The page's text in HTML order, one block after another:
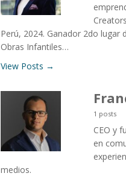
Perú, 2024. Ganador 2do lugar
Obras Infantiles…
View Posts →
1 posts
CEO y
en
medios.